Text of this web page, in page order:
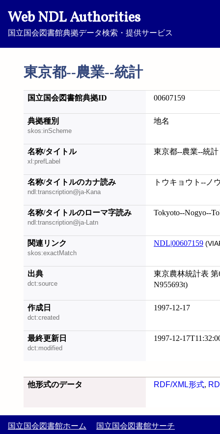
Web NDL Authorities
国立国会図書館典拠データ検索・提供サービス
東京都--農業--統計
国立国会図書館典拠ID 00607159
典拠種別
skos:inScheme
地名
名称/タイトル
xl:prefLabel
東京都--農業--統計
名称/タイトルのカナ読み
ndl:transcription@ja-Kana
トウキョウト--ノ
名称/タイトルのローマ字読み
ndl:transcription@ja-Latn
Tokyoto--Nogyo--
関連リンク
skos:exactMatch
NDL|00607159
出典
dct:source
東京農林統計表 第
N955693t)
作成日
dct:created
1997-12-17
最終更新日
dct:modified
1997-12-
他形式のデータ RDF/XML形式,
国立国会図書館ホーム 国立国会図書館サーチ